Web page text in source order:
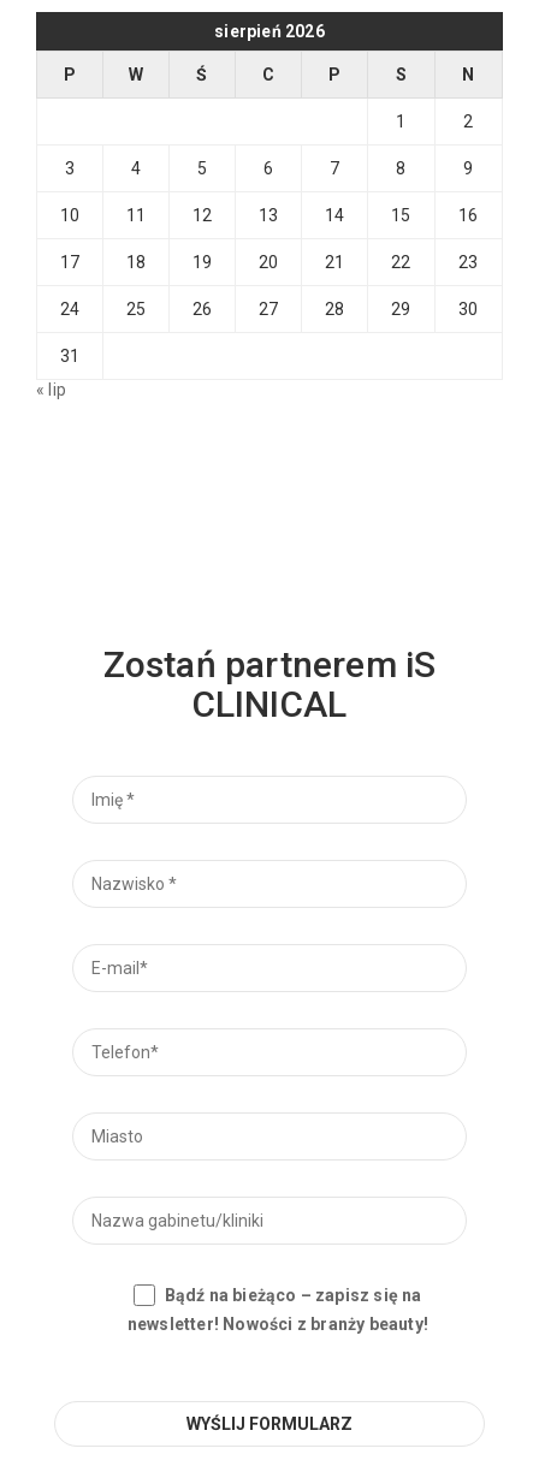
sierpień 2026
P W Ś C P S N
1 2
3 4 5 6 7 8 9
10 11 12 13 14 15 16
17 18 19 20 21 22 23
24 25 26 27 28 29 30
31
« lip
Zostań partnerem iS
CLINICAL
Bądź na bieżąco – zapisz się na
newsletter! Nowości z branży beauty!